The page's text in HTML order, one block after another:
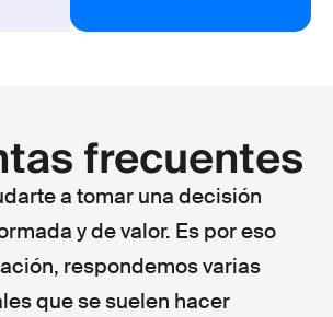
frecuentes
a tomar una decisión
y de valor. Es por eso
respondemos varias
que se suelen hacer